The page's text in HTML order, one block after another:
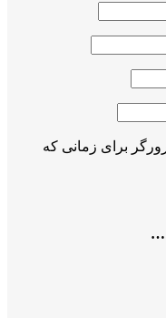
برای زمانی که